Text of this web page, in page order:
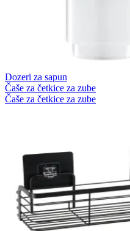
Dozeri za sapun
Čaše za četkice za zube
Čaše za četkice za zube